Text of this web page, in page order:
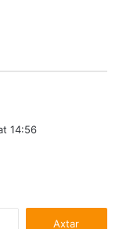
14:56